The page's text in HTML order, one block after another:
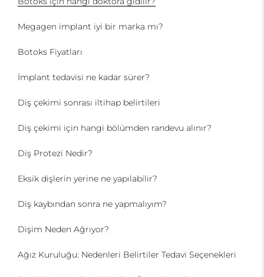
Megagen implant iyi bir marka mı?
Botoks Fiyatları
İmplant tedavisi ne kadar sürer?
Diş çekimi sonrası iltihap belirtileri
Diş çekimi için hangi bölümden randevu alınır?
Diş Protezi Nedir?
Eksik dişlerin yerine ne yapılabilir?
Diş kaybından sonra ne yapmalıyım?
Dişim Neden Ağrıyor?
Ağız Kuruluğu: Nedenleri Belirtiler Tedavi Seçenekleri